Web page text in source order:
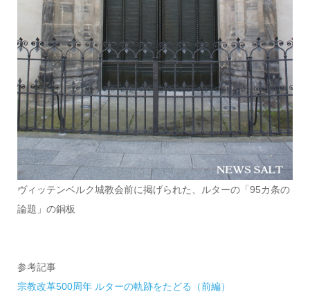
ヴィッテンベルク城教会前に掲げられた、ルターの「95カ条の
論題」の銅板
参考記事
宗教改革500周年 ルターの軌跡をたどる（前編）